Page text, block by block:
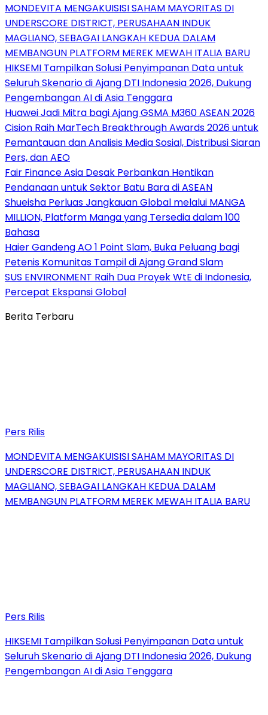
MONDEVITA MENGAKUISISI SAHAM MAYORITAS DI
UNDERSCORE DISTRICT, PERUSAHAAN INDUK
MAGLIANO, SEBAGAI LANGKAH KEDUA DALAM
MEMBANGUN PLATFORM MEREK MEWAH ITALIA BARU
HIKSEMI Tampilkan Solusi Penyimpanan Data untuk
Seluruh Skenario di Ajang DTI Indonesia 2026, Dukung
Pengembangan AI di Asia Tenggara
Huawei Jadi Mitra bagi Ajang GSMA M360 ASEAN 2026
Cision Raih MarTech Breakthrough Awards 2026 untuk
Pemantauan dan Analisis Media Sosial, Distribusi Siaran
Pers, dan AEO
Fair Finance Asia Desak Perbankan Hentikan
Pendanaan untuk Sektor Batu Bara di ASEAN
Shueisha Perluas Jangkauan Global melalui MANGA
MILLION, Platform Manga yang Tersedia dalam 100
Bahasa
Haier Gandeng AO 1 Point Slam, Buka Peluang bagi
Petenis Komunitas Tampil di Ajang Grand Slam
SUS ENVIRONMENT Raih Dua Proyek WtE di Indonesia,
Percepat Ekspansi Global
Berita Terbaru
Pers Rilis
MONDEVITA MENGAKUISISI SAHAM MAYORITAS DI
UNDERSCORE DISTRICT, PERUSAHAAN INDUK
MAGLIANO, SEBAGAI LANGKAH KEDUA DALAM
MEMBANGUN PLATFORM MEREK MEWAH ITALIA BARU
Pers Rilis
HIKSEMI Tampilkan Solusi Penyimpanan Data untuk
Seluruh Skenario di Ajang DTI Indonesia 2026, Dukung
Pengembangan AI di Asia Tenggara